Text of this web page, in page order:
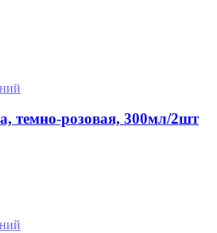
темно-розовая, 300мл/2шт